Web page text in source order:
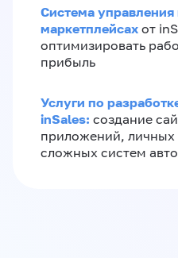
Система
маркетплейсах от
оптимизировать
прибыль
Услуги по
inSales: создание
приложений, личных
сложных систем